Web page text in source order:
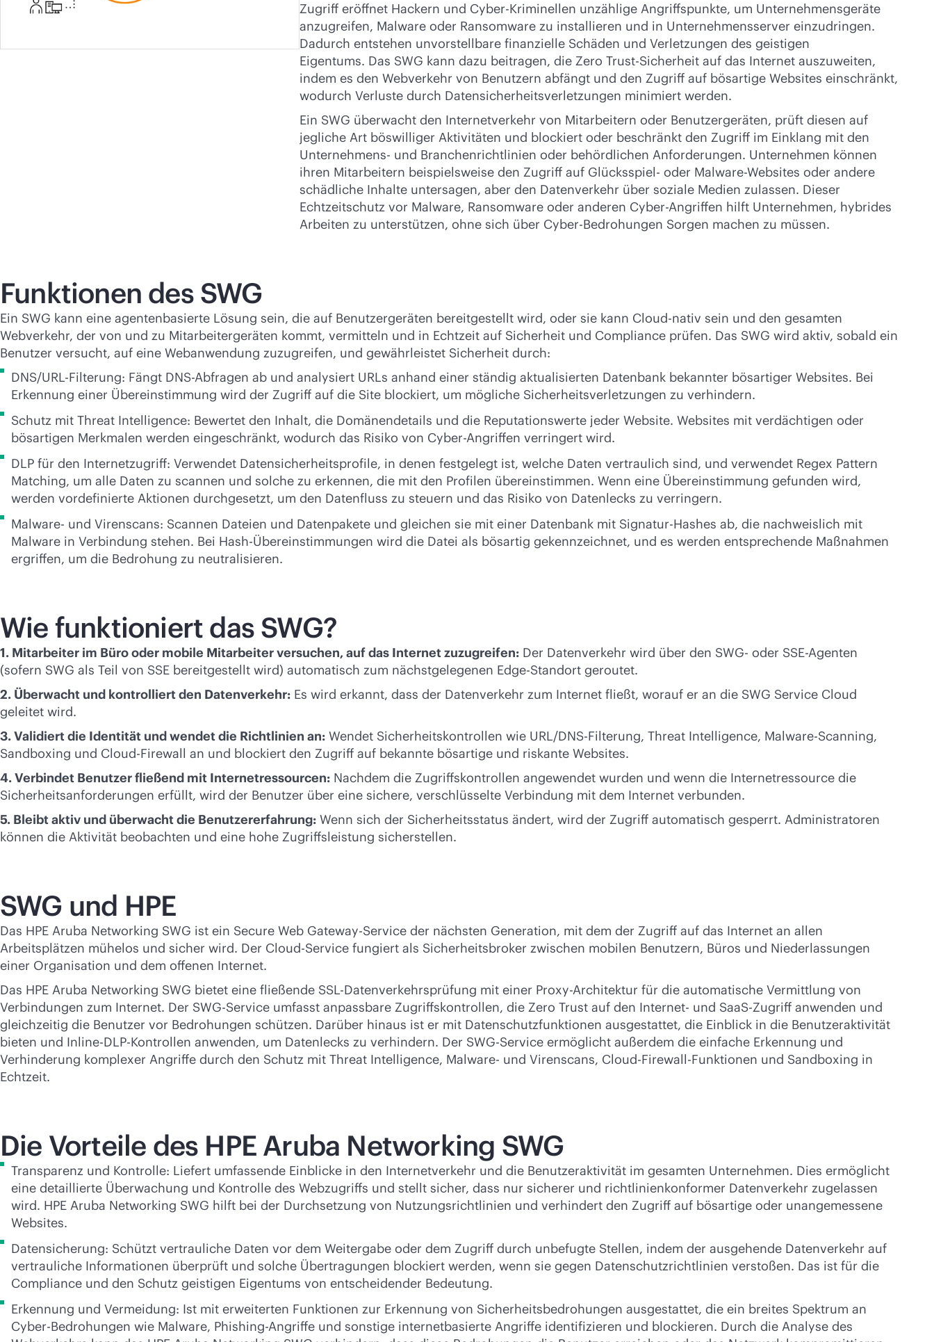
Zugriff eröffnet Hackern und Cyber-Kriminellen unzählige Angriffspunkte, um Unternehmensgeräte
anzugreifen, Malware oder Ransomware zu installieren und in Unternehmensserver einzudringen.
Dadurch entstehen unvorstellbare finanzielle Schäden und Verletzungen des geistigen
Eigentums. Das SWG kann dazu beitragen, die Zero Trust-Sicherheit auf das Internet auszuweiten,
indem es den Webverkehr von Benutzern abfängt und den Zugriff auf bösartige Websites einschränkt,
wodurch Verluste durch Datensicherheitsverletzungen minimiert werden.
Ein SWG überwacht den Internetverkehr von Mitarbeitern oder Benutzergeräten, prüft diesen auf
jegliche Art böswilliger Aktivitäten und blockiert oder beschränkt den Zugriff im Einklang mit den
Unternehmens- und Branchenrichtlinien oder behördlichen Anforderungen. Unternehmen können
ihren Mitarbeitern beispielsweise den Zugriff auf Glücksspiel- oder Malware-Websites oder andere
schädliche Inhalte untersagen, aber den Datenverkehr über soziale Medien zulassen. Dieser
Echtzeitschutz vor Malware, Ransomware oder anderen Cyber-Angriffen hilft Unternehmen, hybrides
Arbeiten zu unterstützen, ohne sich über Cyber-Bedrohungen Sorgen machen zu müssen.
Funktionen des SWG
Ein SWG kann eine agentenbasierte Lösung sein, die auf Benutzergeräten bereitgestellt wird, oder sie kann Cloud-nativ sein und den gesamten
Webverkehr, der von und zu Mitarbeitergeräten kommt, vermitteln und in Echtzeit auf Sicherheit und Compliance prüfen. Das SWG wird aktiv, sobald ein
Benutzer versucht, auf eine Webanwendung zuzugreifen, und gewährleistet Sicherheit durch:
DNS/URL-Filterung: Fängt DNS-Abfragen ab und analysiert URLs anhand einer ständig aktualisierten Datenbank bekannter bösartiger Websites. Bei
Erkennung einer Übereinstimmung wird der Zugriff auf die Site blockiert, um mögliche Sicherheitsverletzungen zu verhindern.
Schutz mit Threat Intelligence: Bewertet den Inhalt, die Domänendetails und die Reputationswerte jeder Website. Websites mit verdächtigen oder
bösartigen Merkmalen werden eingeschränkt, wodurch das Risiko von Cyber-Angriffen verringert wird.
DLP für den Internetzugriff: Verwendet Datensicherheitsprofile, in denen festgelegt ist, welche Daten vertraulich sind, und verwendet Regex Pattern
Matching, um alle Daten zu scannen und solche zu erkennen, die mit den Profilen übereinstimmen. Wenn eine Übereinstimmung gefunden wird,
werden vordefinierte Aktionen durchgesetzt, um den Datenfluss zu steuern und das Risiko von Datenlecks zu verringern.
Malware- und Virenscans: Scannen Dateien und Datenpakete und gleichen sie mit einer Datenbank mit Signatur-Hashes ab, die nachweislich mit
Malware in Verbindung stehen. Bei Hash-Übereinstimmungen wird die Datei als bösartig gekennzeichnet, und es werden entsprechende Maßnahmen
ergriffen, um die Bedrohung zu neutralisieren.
Wie funktioniert das SWG?
1. Mitarbeiter im Büro oder mobile Mitarbeiter versuchen, auf das Internet zuzugreifen: Der Datenverkehr wird über den SWG- oder SSE-Agenten
(sofern SWG als Teil von SSE bereitgestellt wird) automatisch zum nächstgelegenen Edge-Standort geroutet.
2. Überwacht und kontrolliert den Datenverkehr: Es wird erkannt, dass der Datenverkehr zum Internet fließt, worauf er an die SWG Service Cloud
geleitet wird.
3. Validiert die Identität und wendet die Richtlinien an: Wendet Sicherheitskontrollen wie URL/DNS-Filterung, Threat Intelligence, Malware-Scanning,
Sandboxing und Cloud-Firewall an und blockiert den Zugriff auf bekannte bösartige und riskante Websites.
4. Verbindet Benutzer fließend mit Internetressourcen: Nachdem die Zugriffskontrollen angewendet wurden und wenn die Internetressource die
Sicherheitsanforderungen erfüllt, wird der Benutzer über eine sichere, verschlüsselte Verbindung mit dem Internet verbunden.
5. Bleibt aktiv und überwacht die Benutzererfahrung: Wenn sich der Sicherheitsstatus ändert, wird der Zugriff automatisch gesperrt. Administratoren
können die Aktivität beobachten und eine hohe Zugriffsleistung sicherstellen.
SWG und HPE
Das HPE Aruba Networking SWG ist ein Secure Web Gateway-Service der nächsten Generation, mit dem der Zugriff auf das Internet an allen
Arbeitsplätzen mühelos und sicher wird. Der Cloud-Service fungiert als Sicherheitsbroker zwischen mobilen Benutzern, Büros und Niederlassungen
einer Organisation und dem offenen Internet.
Das HPE Aruba Networking SWG bietet eine fließende SSL-Datenverkehrsprüfung mit einer Proxy-Architektur für die automatische Vermittlung von
Verbindungen zum Internet. Der SWG-Service umfasst anpassbare Zugriffskontrollen, die Zero Trust auf den Internet- und SaaS-Zugriff anwenden und
gleichzeitig die Benutzer vor Bedrohungen schützen. Darüber hinaus ist er mit Datenschutzfunktionen ausgestattet, die Einblick in die Benutzeraktivität
bieten und Inline-DLP-Kontrollen anwenden, um Datenlecks zu verhindern. Der SWG-Service ermöglicht außerdem die einfache Erkennung und
Verhinderung komplexer Angriffe durch den Schutz mit Threat Intelligence, Malware- und Virenscans, Cloud-Firewall-Funktionen und Sandboxing in
Echtzeit.
Die Vorteile des HPE Aruba Networking SWG
Transparenz und Kontrolle: Liefert umfassende Einblicke in den Internetverkehr und die Benutzeraktivität im gesamten Unternehmen. Dies ermöglicht
eine detaillierte Überwachung und Kontrolle des Webzugriffs und stellt sicher, dass nur sicherer und richtlinienkonformer Datenverkehr zugelassen
wird. HPE Aruba Networking SWG hilft bei der Durchsetzung von Nutzungsrichtlinien und verhindert den Zugriff auf bösartige oder unangemessene
Websites.
Datensicherung: Schützt vertrauliche Daten vor dem Weitergabe oder dem Zugriff durch unbefugte Stellen, indem der ausgehende Datenverkehr auf
vertrauliche Informationen überprüft und solche Übertragungen blockiert werden, wenn sie gegen Datenschutzrichtlinien verstoßen. Das ist für die
Compliance und den Schutz geistigen Eigentums von entscheidender Bedeutung.
Erkennung und Vermeidung: Ist mit erweiterten Funktionen zur Erkennung von Sicherheitsbedrohungen ausgestattet, die ein breites Spektrum an
Cyber-Bedrohungen wie Malware, Phishing-Angriffe und sonstige internetbasierte Angriffe identifizieren und blockieren. Durch die Analyse des